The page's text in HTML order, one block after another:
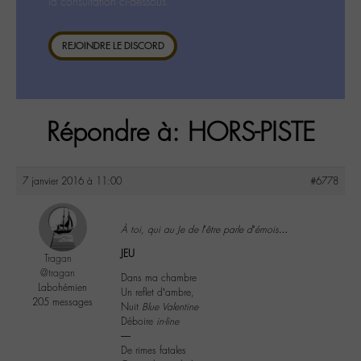
REJOINDRE LE DISCORD
Répondre à: HORS-PISTE
7 janvier 2016 à 11:00 #6778
Tragan
@tragan
Labohémien
205 messages
À toi, qui au Je de l’être parle d’émois…
JEU
Dans ma chambre
Un reflet d’ambre,
Nuit Blue Valentine
Déboire in-line
―
De rimes fatales